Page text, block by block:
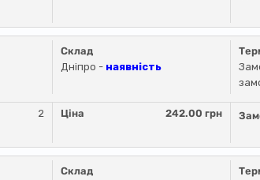
Склад
Дніпро - наявність
2 Ціна 242.00 грн
Склад